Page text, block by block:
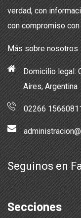
verdad, con
con compromiso con
Más sobre nosotros
Domicilio legal:
Aires, Argentina
02266
Seguinos en
Secciones